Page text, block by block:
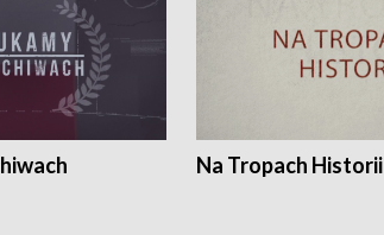
Na Tropach Historii